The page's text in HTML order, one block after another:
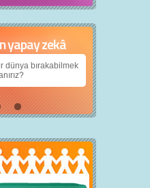
yapay zekâ
dünya bırakabilmek